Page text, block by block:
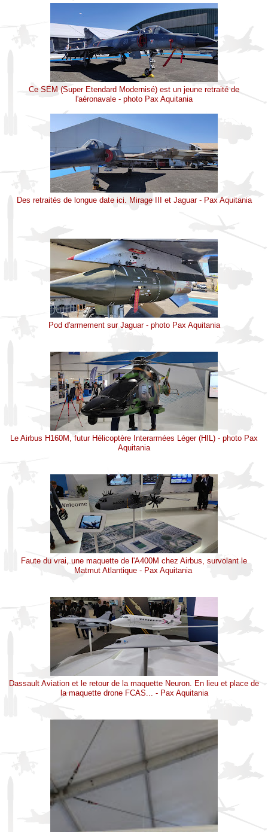
Ce SEM (Super Etendard Modernisé) est un jeune retraité de
l'aéronavale - photo Pax Aquitania
Des retraités de longue date ici. Mirage III et Jaguar - Pax Aquitania
Pod d'armement sur Jaguar - photo Pax Aquitania
Le Airbus H160M, futur Hélicoptère Interarmées Léger (HIL) - photo Pax
Aquitania
Faute du vrai, une maquette de l'A400M chez Airbus, survolant le
Matmut Atlantique - Pax Aquitania
Dassault Aviation et le retour de la maquette Neuron. En lieu et place de
la maquette drone FCAS... - Pax Aquitania